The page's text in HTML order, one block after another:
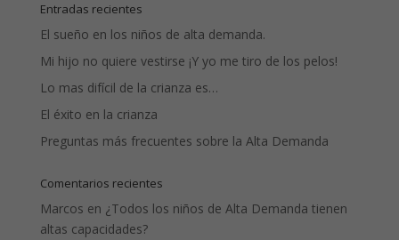
Entradas recientes
El sueño en los niños de alta demanda.
Mi hijo no quiere vestirse ¡Y yo me tiro de los pelos!
Lo mas difícil de la crianza es…
El éxito en la crianza
Preguntas más frecuentes sobre la Alta Demanda
Comentarios recientes
Marcos en ¿Todos los niños de Alta Demanda tienen
altas capacidades?